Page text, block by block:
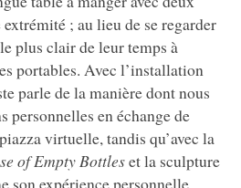
; au lieu de se regarder
plus clair de leur temps à
portables. Avec l’installation
parle de la manière dont nous
en échange de
virtuelle, tandis qu’avec la
of Empty Bottleset la sculpture
son expérience personnelle